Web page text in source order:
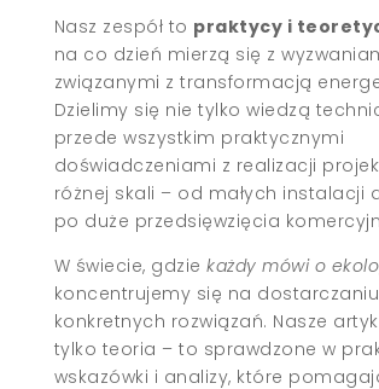
Nasz zespół to praktycy i
na co dzień mierzą się z
związanymi z transformacją
Dzielimy się nie tylko wiedzą
przede wszystkim praktycznymi
doświadczeniami z realizacji
różnej skali – od małych instalacji
po duże przedsięwzięcia
W świecie, gdziekażdy mówi o
koncentrujemy się na dostarczaniu
konkretnych rozwiązań. Nasze
tylko teoria – to sprawdzone w
wskazówki i analizy, które